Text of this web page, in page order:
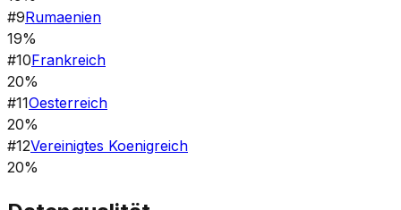
#9Rumaenien
19%
#10Frankreich
20%
#11Oesterreich
20%
#12Vereinigtes Koenigreich
20%